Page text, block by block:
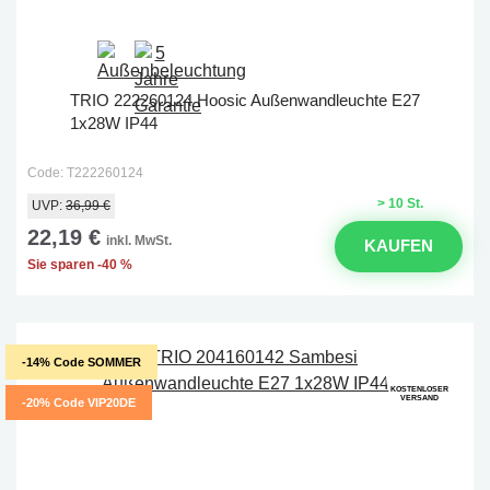
TRIO 222260124 Hoosic Außenwandleuchte E27
1x28W IP44
Code: T222260124
> 10 St.
UVP: 36,99 €
22,19 € inkl. MwSt.
Sie sparen -40 %
KAUFEN
-14% Code SOMMER
-20% Code VIP20DE
KOSTENLOSER
VERSAND